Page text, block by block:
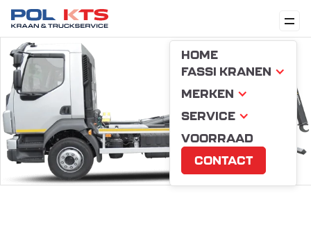
HOME
FASSI KRANEN
MERKEN
SERVICE
VOORRAAD
CONTACT